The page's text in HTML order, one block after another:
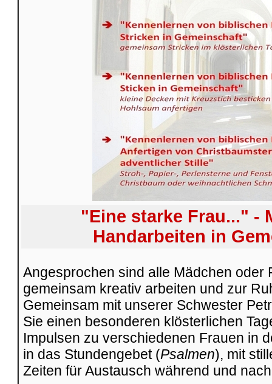
"Eine starke Frau..." -
Handarbeiten in
Angesprochen sind alle Mädchen oder
gemeinsam kreativ arbeiten und zur
Gemeinsam mit unserer Schwester
Sie einen besonderen klösterlichen
Impulsen zu verschiedenen Frauen in
in das Stundengebet (Psalmen), mit
Zeiten für Austausch während und